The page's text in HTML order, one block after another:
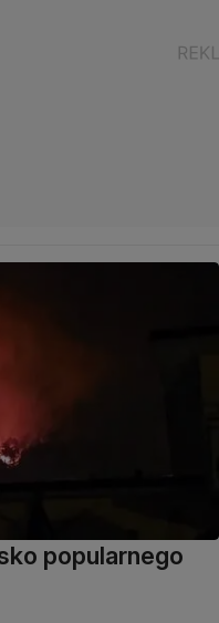
popularnego